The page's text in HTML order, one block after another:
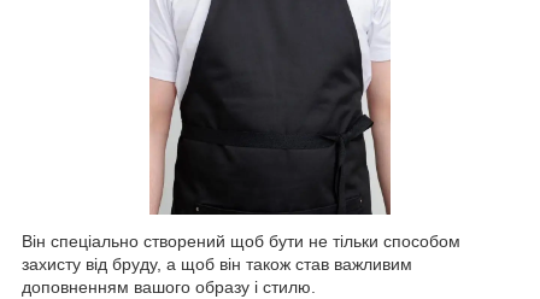
Він спеціально створений щоб бути не тільки способом
захисту від бруду, а щоб він також став важливим
доповненням вашого образу і стилю.